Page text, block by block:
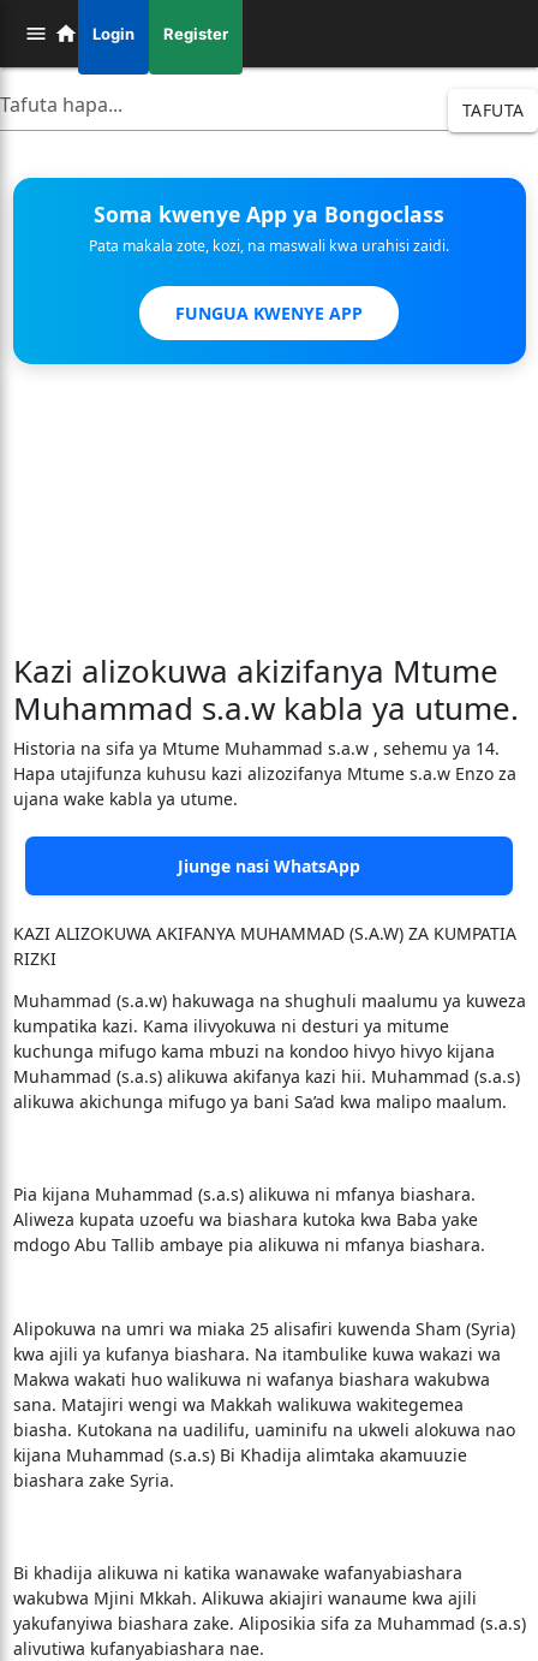
Login Register
TAFUTA
Soma kwenye App ya Bongoclass
Pata makala zote, kozi, na maswali kwa urahisi zaidi.
FUNGUA KWENYE APP
Kazi alizokuwa akizifanya Mtume
Muhammad s.a.w kabla ya utume.
Historia na sifa ya Mtume Muhammad s.a.w , sehemu ya 14.
Hapa utajifunza kuhusu kazi alizozifanya Mtume s.a.w Enzo za
ujana wake kabla ya utume.
Jiunge nasi WhatsApp
KAZI ALIZOKUWA AKIFANYA MUHAMMAD (S.A.W) ZA KUMPATIA
RIZKI
Muhammad (s.a.w) hakuwaga na shughuli maalumu ya kuweza
kumpatika kazi. Kama ilivyokuwa ni desturi ya mitume
kuchunga mifugo kama mbuzi na kondoo hivyo hivyo kijana
Muhammad (s.a.s) alikuwa akifanya kazi hii. Muhammad (s.a.s)
alikuwa akichunga mifugo ya bani Sa’ad kwa malipo maalum.
Pia kijana Muhammad (s.a.s) alikuwa ni mfanya biashara.
Aliweza kupata uzoefu wa biashara kutoka kwa Baba yake
mdogo Abu Tallib ambaye pia alikuwa ni mfanya biashara.
Alipokuwa na umri wa miaka 25 alisafiri kuwenda Sham (Syria)
kwa ajili ya kufanya biashara. Na itambulike kuwa wakazi wa
Makwa wakati huo walikuwa ni wafanya biashara wakubwa
sana. Matajiri wengi wa Makkah walikuwa wakitegemea
biasha. Kutokana na uadilifu, uaminifu na ukweli alokuwa nao
kijana Muhammad (s.a.s) Bi Khadija alimtaka akamuuzie
biashara zake Syria.
Bi khadija alikuwa ni katika wanawake wafanyabiashara
wakubwa Mjini Mkkah. Alikuwa akiajiri wanaume kwa ajili
yakufanyiwa biashara zake. Aliposikia sifa za Muhammad (s.a.s)
alivutiwa kufanyabiashara nae.